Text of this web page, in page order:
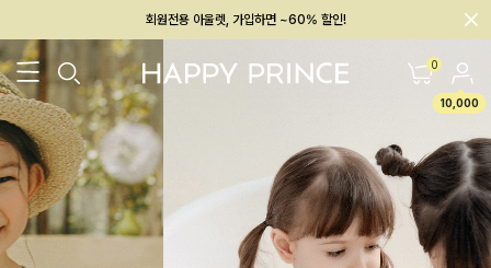
회원전용 아울렛, 가입하면 ~60% 할인!
0
10,000
26SS 신상 BEST